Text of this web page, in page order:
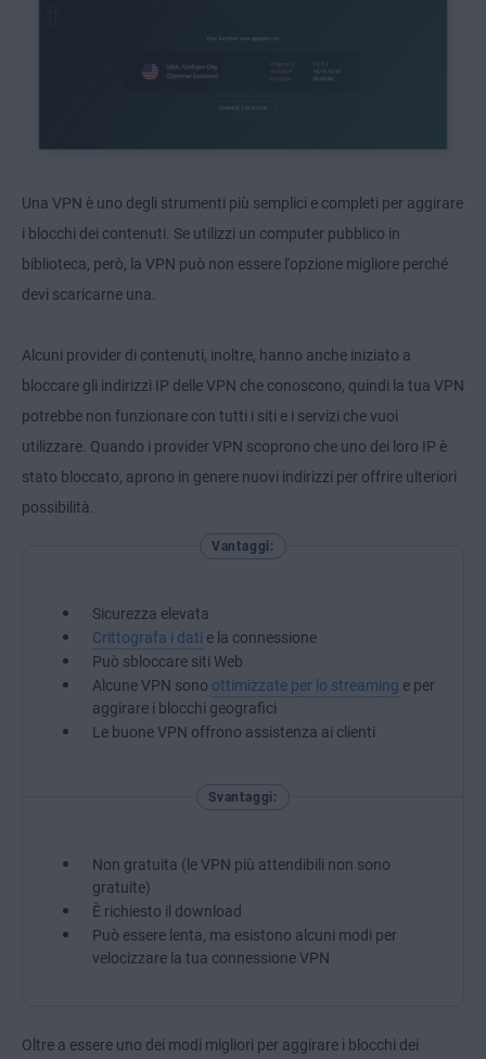
Una VPN è uno degli strumenti più semplici e completi per aggirare
i blocchi dei contenuti. Se utilizzi un computer pubblico in
biblioteca, però, la VPN può non essere l'opzione migliore perché
devi scaricarne una.
Alcuni provider di contenuti, inoltre, hanno anche iniziato a
bloccare gli indirizzi IP delle VPN che conoscono, quindi la tua VPN
potrebbe non funzionare con tutti i siti e i servizi che vuoi
utilizzare. Quando i provider VPN scoprono che uno dei loro IP è
stato bloccato, aprono in genere nuovi indirizzi per offrire ulteriori
possibilità.
Vantaggi:
Sicurezza elevata
Crittografa i dati e la connessione
Può sbloccare siti Web
Alcune VPN sono ottimizzate per lo streaming e per
aggirare i blocchi geografici
Le buone VPN offrono assistenza ai clienti
Svantaggi:
Non gratuita (le VPN più attendibili non sono
gratuite)
È richiesto il download
Può essere lenta, ma esistono alcuni modi per
velocizzare la tua connessione VPN
Oltre a essere uno dei modi migliori per aggirare i blocchi dei